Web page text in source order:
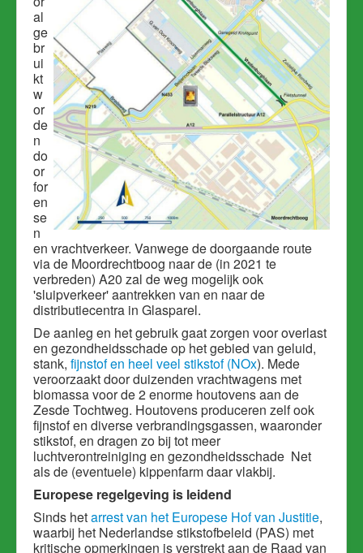
al
ge
br
ui
kt
w
or
de
n
do
or
for
en
se
n
en vrachtverkeer. Vanwege de doorgaande route
via de Moordrechtboog naar de (in 2021 te
verbreden) A20 zal de weg mogelijk ook
'sluipverkeer' aantrekken van en naar de
distributiecentra in Glasparel.
De aanleg en het gebruik gaat zorgen voor overlast
en gezondheidsschade op het gebied van geluid,
stank, fijnstof en heel veel stikstof (NOx). Mede
veroorzaakt door duizenden vrachtwagens met
biomassa voor de 2 enorme houtovens aan de
Zesde Tochtweg. Houtovens produceren zelf ook
fijnstof en diverse verbrandingsgassen, waaronder
stikstof, en dragen zo bij tot meer
luchtverontreiniging en gezondheidsschade Net
als de (eventuele) kippenfarm daar vlakbij.
Europese regelgeving is leidend
Sinds hetarrest van het Europese Hof van Justitie,
waarbij het Nederlandse stikstofbeleid (PAS) met
kritische opmerkingen is verstrekt aan de Raad van